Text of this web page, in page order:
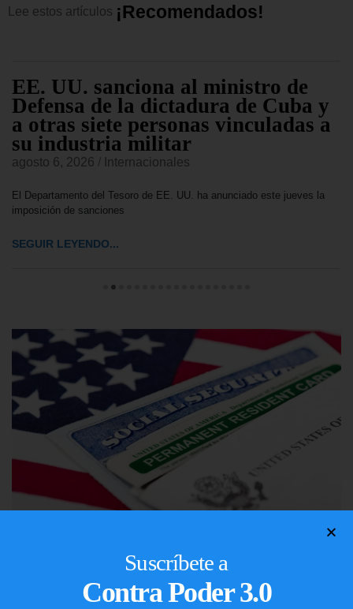
Lee estos artículos ¡Recomendados!
EE. UU. sanciona al ministro de
Defensa de la dictadura de Cuba y
a otras siete personas vinculadas a
su industria militar
agosto 6, 2026 Internacionales
El Departamento del Tesoro de EE. UU. ha anunciado este jueves la
imposición de sanciones
SEGUIR LEYENDO...
Lotería de visa de EEUU
LEER ARTÍCULO...
Suscríbete a
Contra Poder 3.0